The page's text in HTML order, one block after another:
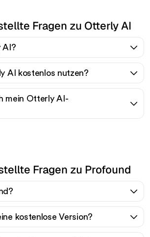
Fragen zu Otterly AI
AI?
AI kostenlos nutzen?
mein Otterly AI-
Fragen zu Profound
kostenlose Version?